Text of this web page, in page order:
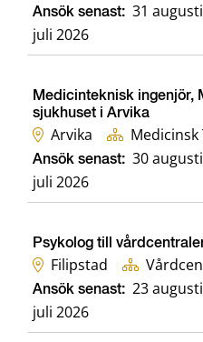
Ansök senast: 31
juli 2026
Medicinteknisk ingenjör,
sjukhuset i Arvika
Arvika
Ansök senast: 30
juli 2026
Psykolog till
Filipstad
Ansök senast: 23
juli 2026